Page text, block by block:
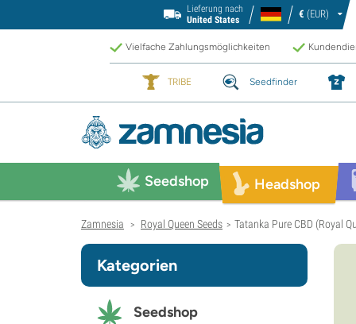
Lieferung nach
United States
€ (EUR)
Vielfache Zahlungsmöglichkeiten
TRIBE Seedfinder
Seedshop Headshop
Zamnesia > Royal Queen Seeds > Tatanka Pure CBD (Royal
Kategorien
Seedshop